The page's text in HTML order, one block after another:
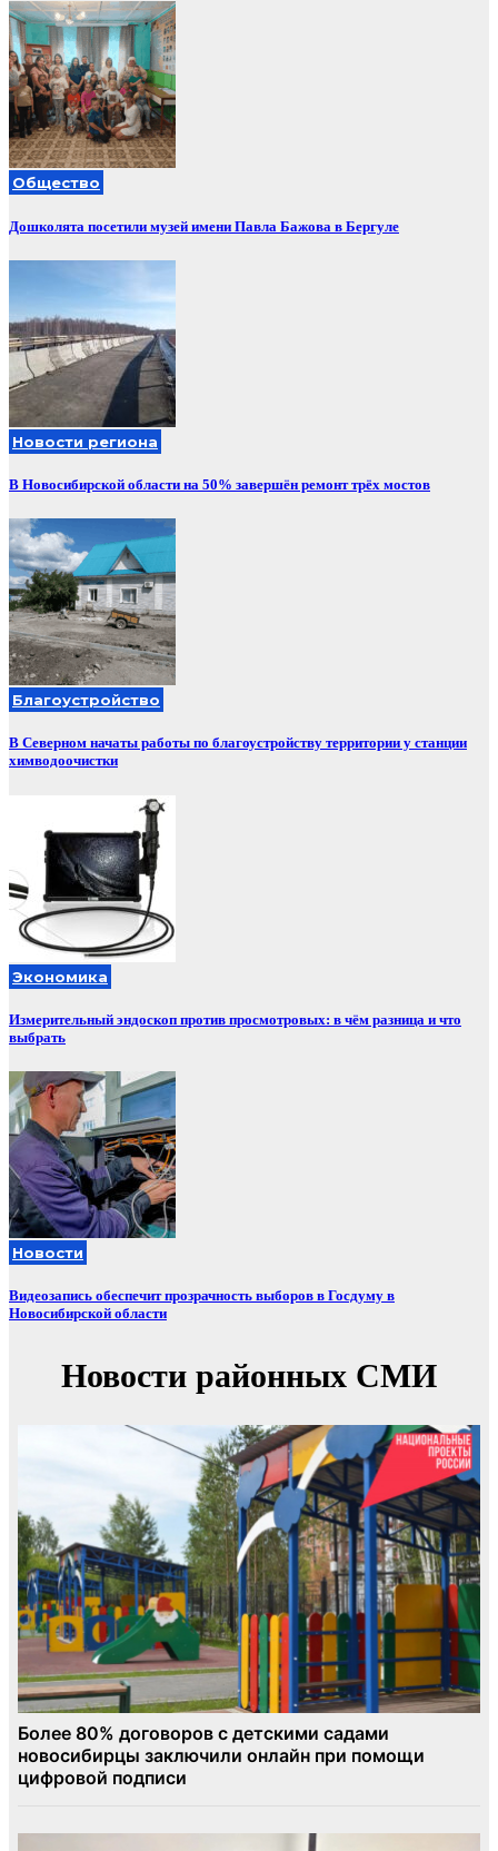
Общество
Дошколята посетили музей имени Павла Бажова в Бергуле
Новости региона
В Новосибирской области на 50% завершён ремонт трёх мостов
Благоустройство
В Северном начаты работы по благоустройству территории у станции
химводоочистки
Экономика
Измерительный эндоскоп против просмотровых: в чём разница и что
выбрать
Новости
Видеозапись обеспечит прозрачность выборов в Госдуму в
Новосибирской области